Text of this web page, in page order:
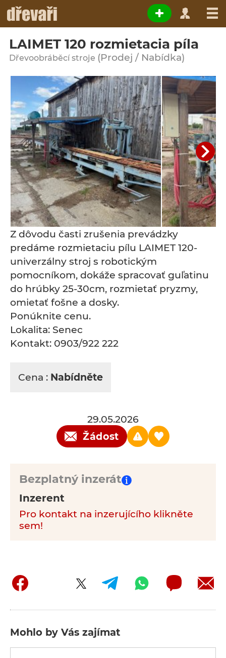
LAIMET 120 rozmietacia píla
Dřevoobráběcí stroje (Prodej / Nabídka)
Z dôvodu časti zrušenia prevádzky
predáme rozmietaciu pílu LAIMET 120-
univerzálny stroj s robotickým
pomocníkom, dokáže spracovať guľatinu
do hrúbky 25-30cm, rozmietať pryzmy,
omietať fošne a dosky.
Ponúknite cenu.
Lokalita: Senec
Kontakt: 0903/922 222
Cena : Nabídněte
29.05.2026
Žádost
Bezplatný inzerát
Inzerent
Pro kontakt na inzerujícího klikněte
sem!
Mohlo by Vás zajímat